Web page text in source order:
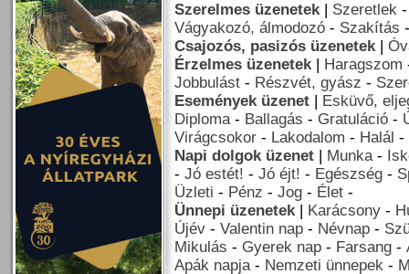
Szerelmes üzenetek| Szeretlek
Vágyakozó, álmodozó - Szakítás
Csajozós, pasizós üzenetek|
Érzelmes üzenetek| Haragszom
Jobbulást - Részvét, gyász -
Események üzenet | Esküvő,
Diploma- Ballagás - Gratuláció -
Virágcsokor - Lakodalom - Halál -
Napi dolgok üzenet | Munka-
- Jó estét! - Jó éjt! - Egészség -
Üzleti - Pénz - Jog - Élet -
Ünnepi üzenetek| Karácsony -
Újév - Valentin nap - Névnap -
Mikulás - Gyerek nap - Farsang -
Apák napja- Nemzeti ünnepek -